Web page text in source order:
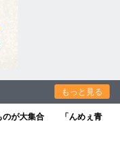
もっと見る
のが大集合 「んめぇ青